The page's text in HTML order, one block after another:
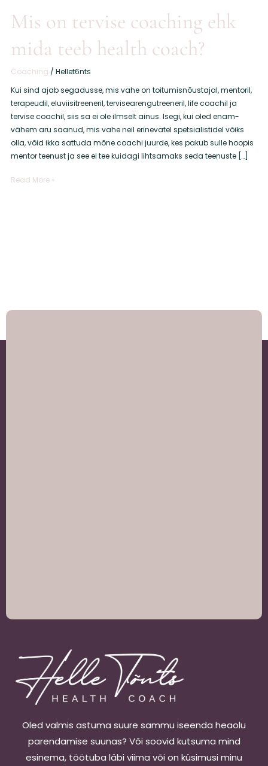
Mis on tervise coaching ehk
mida teeb health coach?
Coaching /Hellet6nts
Kui sind ajab segadusse, mis vahe on toitumisnõustajal, mentoril,
terapeudil, eluviisitreeneril, tervisearengutreeneril, life coachil ja
tervise coachil, siis sa ei ole ilmselt ainus. Isegi, kui oled enam-
vähem aru saanud, mis vahe neil erinevatel spetsialistidel võiks
olla, võid ikka sattuda mõne coachi juurde, kes pakub sulle hoopis
mentor teenust ja see ei tee kuidagi lihtsamaks seda teenuste […]
coach?
Read More »
Oled valmis astuma suure sammu iseenda heaolu
parendamise suunas? Või soovid kutsuma mind
esinema, töötuba läbi viima või on küsimusi minu